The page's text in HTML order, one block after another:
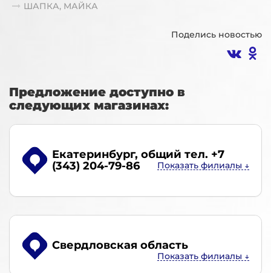
ШАПКА, МАЙКА
Поделись новостью
Предложение доступно в
следующих магазинах:
Екатеринбург, общий тел. +7
(343) 204-79-86
Свердловская область